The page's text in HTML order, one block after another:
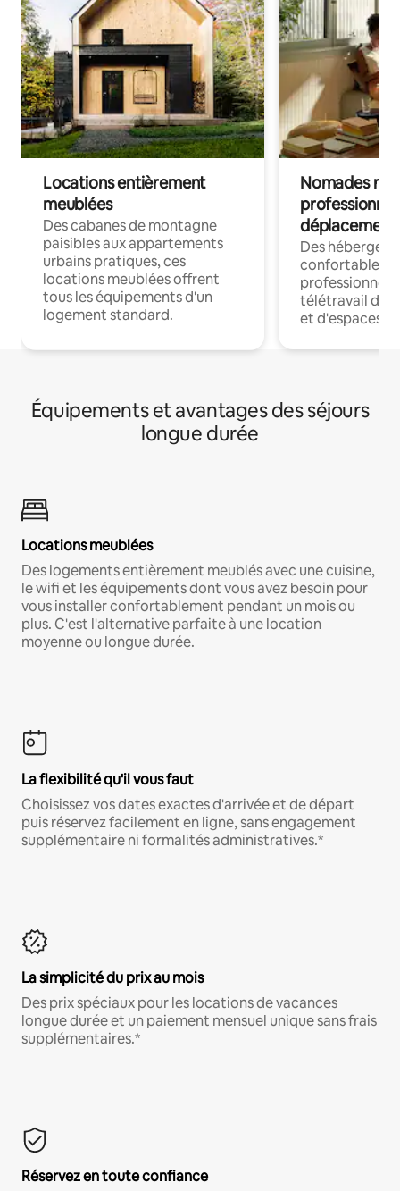
Locations entièrement
meublées
Des cabanes de montagne
paisibles aux appartements
urbains pratiques, ces
locations meublées offrent
tous les équipements d'un
logement standard.
Nomades
déplacement
Des
confortables
professionnels
télétravail
et d'espaces
Équipements et avantages des séjours
longue durée
Locations meublées
Des logements entièrement meublés avec une cuisine,
le wifi et les équipements dont vous avez besoin pour
vous installer confortablement pendant un mois ou
plus. C'est l'alternative parfaite à une location
moyenne ou longue durée.
La flexibilité qu'il vous faut
Choisissez vos dates exactes d'arrivée et de départ
puis réservez facilement en ligne, sans engagement
supplémentaire ni formalités administratives.*
La simplicité du prix au mois
Des prix spéciaux pour les locations de vacances
longue durée et un paiement mensuel unique sans frais
supplémentaires.*
Réservez en toute confiance